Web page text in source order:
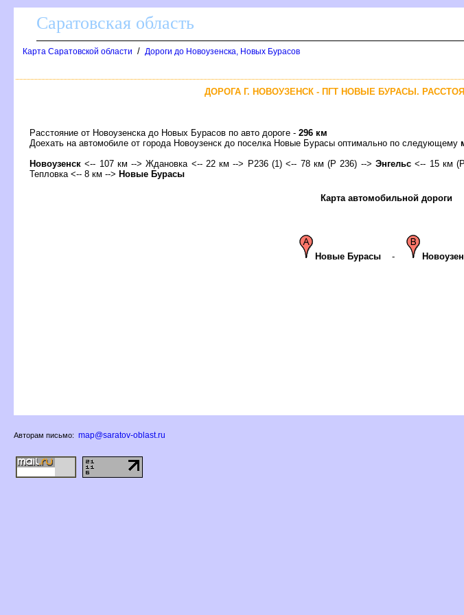
Саратовская область
Карта Саратовской области / Дороги до Новоузенска, Новых Бурасо
ДОРОГА Г. НОВОУЗЕНСК - ПГТ НОВЫЕ БУРАСЫ.
Расстояние от Новоузенска до Новых Бурасов по авто дороге - 296 км
Доехать на автомобиле от города Новоузенск до поселка Новые Бурасы оптимально по следующему
Новоузенск <-- 107 км --> Ждановка <-- 22 км --> Р236 (1) <-- 78 км (Р 236) --> Энгельс <-- 15 км
Тепловка <-- 8 км --> Новые Бурасы
Карта автомобильной дороги
Новые Бурасы -
Авторам письмо: map@saratov-oblast.ru